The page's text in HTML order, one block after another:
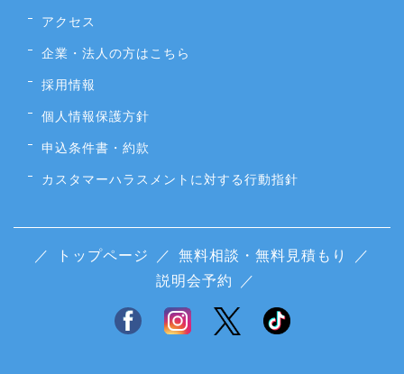
アクセス
企業・法人の方はこちら
採用情報
個人情報保護方針
申込条件書・約款
カスタマーハラスメントに対する行動指針
／ トップページ ／ 無料相談・無料見積もり
／
説明会予約 ／